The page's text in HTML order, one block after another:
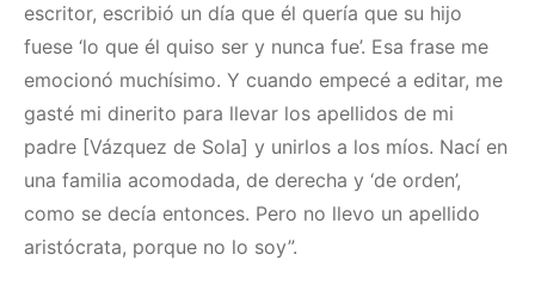
escritor, escribió un día que él quería que su hijo
fuese ‘lo que él quiso ser y nunca fue’. Esa frase me
emocionó muchísimo. Y cuando empecé a editar, me
gasté mi dinerito para llevar los apellidos de mi
padre [Vázquez de Sola] y unirlos a los míos. Nací en
una familia acomodada, de derecha y ‘de orden’,
como se decía entonces. Pero no llevo un apellido
aristócrata, porque no lo soy”.